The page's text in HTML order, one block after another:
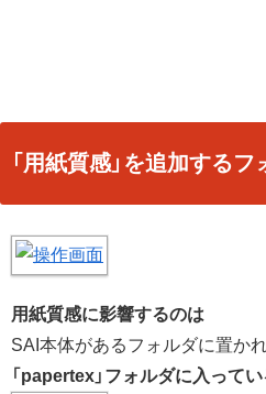
「用紙質感」を追加するフ
用紙質感に影響するのは
SAI本体があるフォルダに置か
「papertex」フォルダに入って